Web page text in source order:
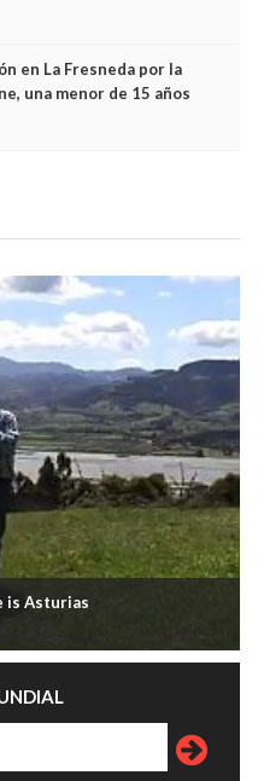
en La Fresneda por la
una menor de 15 años
is Asturias